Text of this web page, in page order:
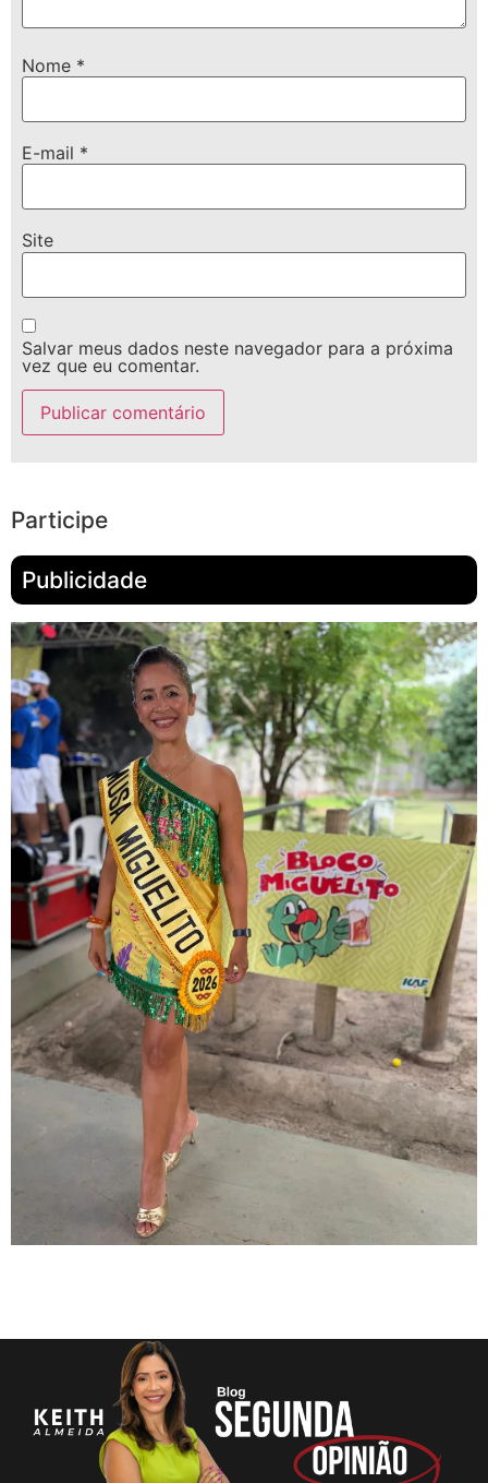
Nome *
E-mail *
Site
Salvar meus dados neste navegador para a próxima
vez que eu comentar.
Participe
Publicidade